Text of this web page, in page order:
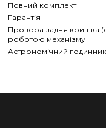
Повний комплект
Гарантія
Прозора задня кришка
роботою механізму
Астрономічний годинник